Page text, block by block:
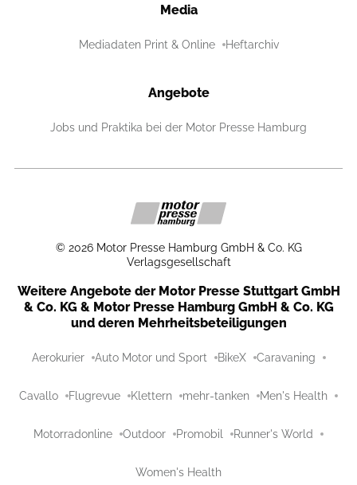
Media
Mediadaten Print & Online Heftarchiv
Angebote
Jobs und Praktika bei der Motor Presse Hamburg
© 2026 Motor Presse Hamburg GmbH & Co. KG
Verlagsgesellschaft
Weitere Angebote der Motor Presse Stuttgart GmbH
& Co. KG & Motor Presse Hamburg GmbH & Co. KG
und deren Mehrheitsbeteiligungen
Aerokurier Auto Motor und Sport BikeX Caravaning
Cavallo Flugrevue Klettern mehr-tanken Men's Health
Motorradonline Outdoor Promobil Runner's World
Women's Health